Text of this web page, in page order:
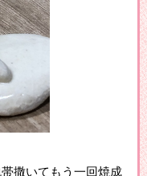
撒いてもう一回焼成